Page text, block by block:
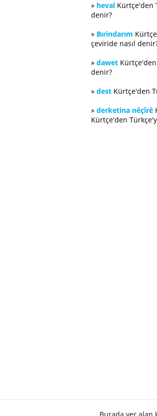
» heval Kürtçe'den
denir?
» Bırindarım
çeviride nasıl
» dawet
denir?
» dest Kürtçe'den
» derketina nêçîrê
Kürtçe'den